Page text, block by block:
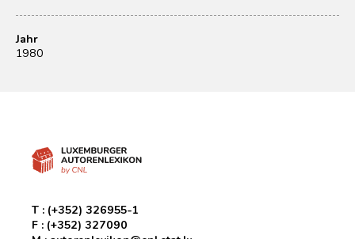
Jahr
1980
T : (+352) 326955-1
F : (+352) 327090